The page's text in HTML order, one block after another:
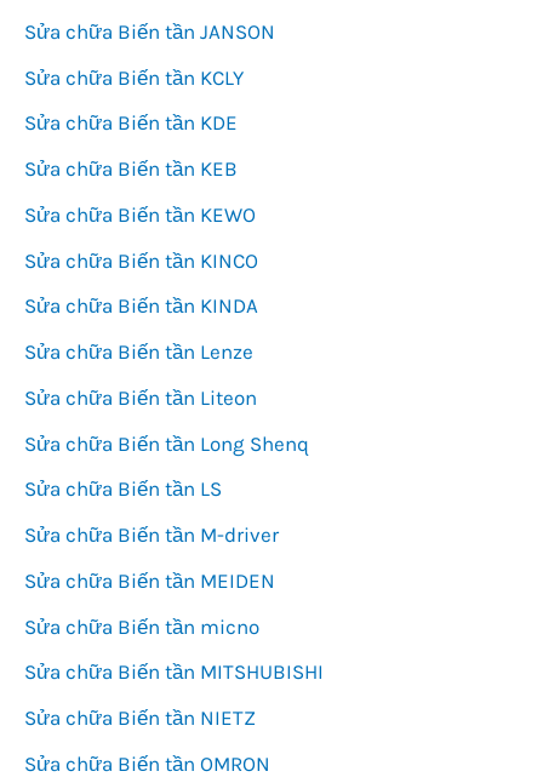
Sửa chữa Biến tần JANSON
Sửa chữa Biến tần KCLY
Sửa chữa Biến tần KDE
Sửa chữa Biến tần KEB
Sửa chữa Biến tần KEWO
Sửa chữa Biến tần KINCO
Sửa chữa Biến tần KINDA
Sửa chữa Biến tần Lenze
Sửa chữa Biến tần Liteon
Sửa chữa Biến tần Long Shenq
Sửa chữa Biến tần LS
Sửa chữa Biến tần M-driver
Sửa chữa Biến tần MEIDEN
Sửa chữa Biến tần micno
Sửa chữa Biến tần MITSHUBISHI
Sửa chữa Biến tần NIETZ
Sửa chữa Biến tần OMRON